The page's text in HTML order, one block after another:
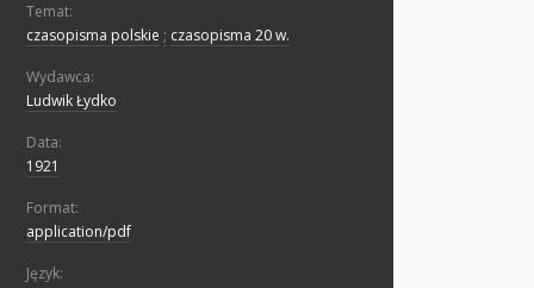
Temat:
czasopisma polskie ; czasopisma 20 w.
Wydawca:
Ludwik Łydko
Data:
1921
Format:
application/pdf
Język: